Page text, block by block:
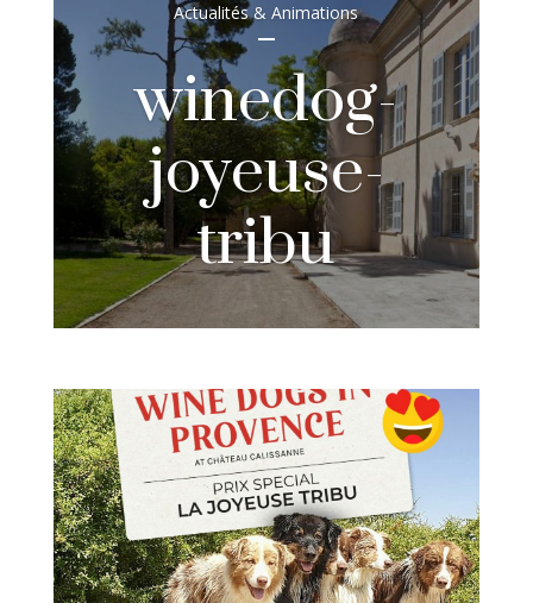
Actualités & Animations
winedog-
joyeuse-
tribu